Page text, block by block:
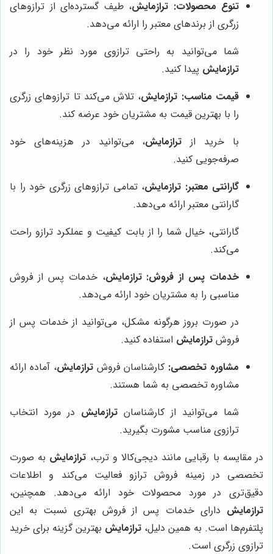
تنوع محصولات: ترازمایش، طیف گسترده‌ای از ترازوهای
زرگری از برندهای معتبر را ارائه می‌دهد.
شما می‌توانید به راحتی ترازوی مورد نظر خود را در
ترازمایش پیدا کنید.
قیمت مناسب: ترازمایش، تلاش می‌کند تا ترازوهای زرگری
را با بهترین قیمت به مشتریان خود عرضه کند.
با خرید از ترازمایش، می‌توانید در هزینه‌های خود
صرفه‌جویی کنید.
گارانتی معتبر: ترازمایش، تمامی ترازوهای زرگری خود را با
گارانتی معتبر ارائه می‌دهد.
گارانتی، خیال شما را از بابت کیفیت و عملکرد ترازو راحت
می‌کند.
خدمات پس از فروش: ترازمایش، خدمات پس از فروش
مناسبی را به مشتریان خود ارائه می‌دهد.
در صورت بروز هرگونه مشکل، می‌توانید از خدمات پس از
فروش ترازمایش استفاده کنید.
مشاوره تخصصی: کارشناسان فروش ترازمایش، آماده ارائه
مشاوره تخصصی به شما هستند.
شما می‌توانید از کارشناسان ترازمایش در مورد انتخاب
ترازوی مناسب مشورت بگیرید.
در مقایسه با رقبایی مانند دیجی‌کالا و ترب، ترازمایش به صورت
تخصصی در زمینه فروش ترازو فعالیت می‌کند و اطلاعات
دقیق‌تری در مورد محصولات خود ارائه می‌دهد. همچنین،
ترازمایش دارای خدمات پس از فروش بهتری نسبت به این
پلتفرم‌ها است. به همین دلیل، ترازمایش بهترین گزینه برای خرید
ترازوی زرگری است.